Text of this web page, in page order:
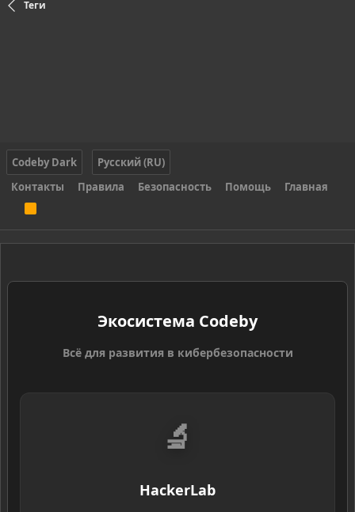
Теги
Codeby Dark
Русский (RU)
Контакты
Правила Безопасность Помощь Главная
S
Экосистема Codeby
Всё для развития в кибербезопасности
🔬
HackerLab